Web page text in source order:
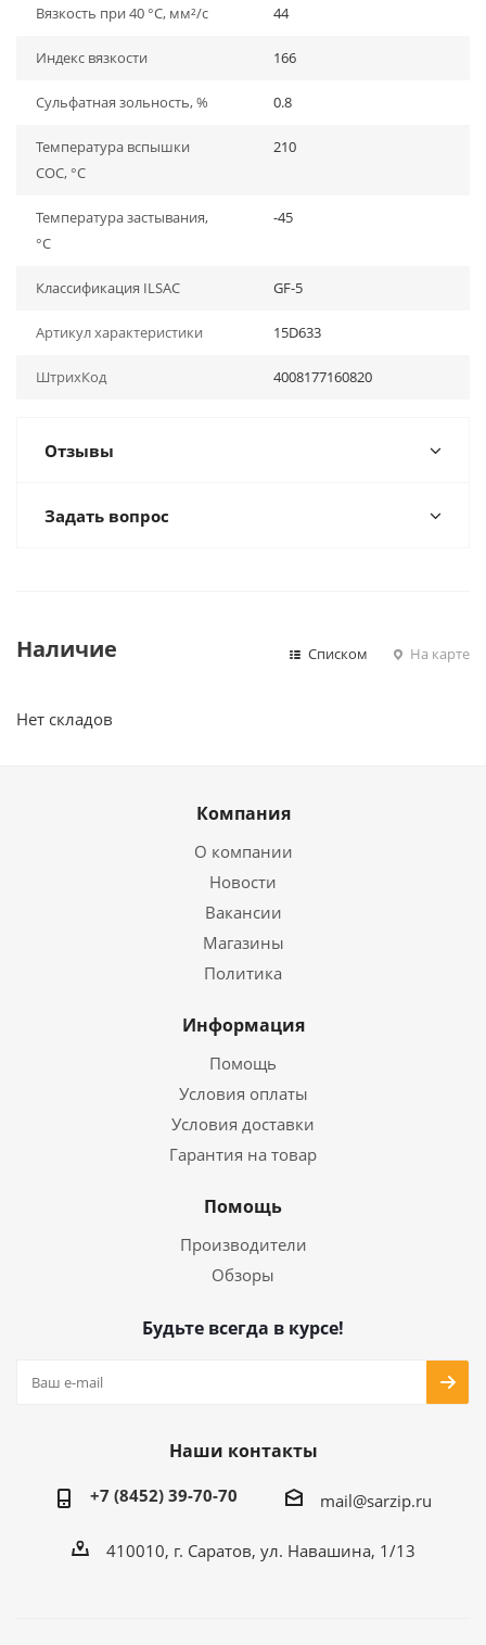
Вязкость при 40 °C, мм²/с 44
Индекс вязкости 166
Сульфатная зольность, % 0.8
Температура вспышки
СОС, °С
210
Температура застывания,
°С
-45
Классификация ILSAC GF-5
Артикул характеристики 15D633
ШтрихКод 4008177160820
Отзывы
Задать вопрос
Наличие Списком На карте
Нет складов
Компания
О компании
Новости
Вакансии
Магазины
Политика
Информация
Помощь
Условия оплаты
Условия доставки
Гарантия на товар
Помощь
Производители
Обзоры
Будьте всегда в курсе!
Наши контакты
+7 (8452) 39-70-70 mail@sarzip.ru
410010, г. Саратов, ул. Навашина, 1/13